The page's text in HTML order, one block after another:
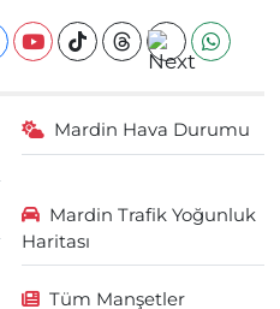
Mardin Hava Durumu
Mardin Trafik Yoğunluk
Haritası
Tüm Manşetler